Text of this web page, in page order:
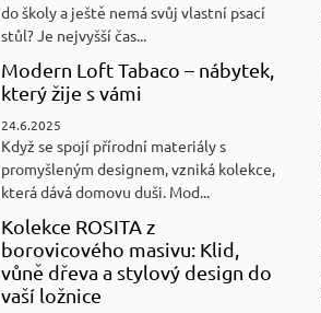
do školy a ještě nemá svůj vlastní psací
stůl? Je nejvyšší čas...
Modern Loft Tabaco – nábytek,
který žije s vámi
24.6.2025
Když se spojí přírodní materiály s
promyšleným designem, vzniká kolekce,
která dává domovu duši. Mod...
Kolekce ROSITA z
borovicového masivu: Klid,
vůně dřeva a stylový design do
vaší ložnice